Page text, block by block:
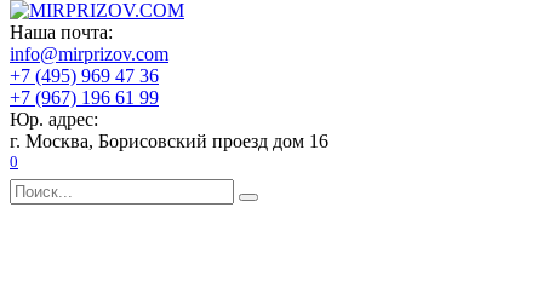
Перейти
к
содержанию
Наша почта:
info@mirprizov.com
+7 (495) 969 47 36
+7 (967) 196 61 99
Юр. адрес:
г. Москва, Борисовский проезд дом 16
0
Search
for:
Главная
Каталог
О компании
Доставка и оплата
Галерея
Отзывы
Контакты